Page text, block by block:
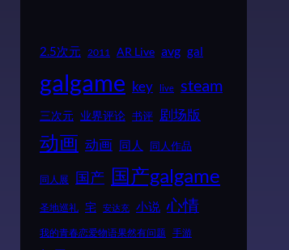
2.5次元 2011 AR Live avg gal
galgame key live steam
三次元 业界评论 书评 剧场版
动画 动画 同人 同人作品
同人展 国产 国产galgame
圣地巡礼 宅 安达充 小说 心情
我的青春恋爱物语果然有问题 手游